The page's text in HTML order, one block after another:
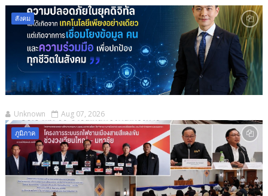
สังคม
Unknown Aug 07, 2026
ภูมิภาค